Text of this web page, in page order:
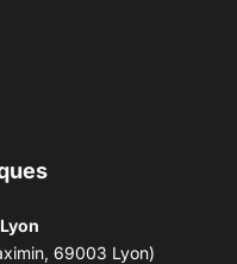
69003 Lyon)